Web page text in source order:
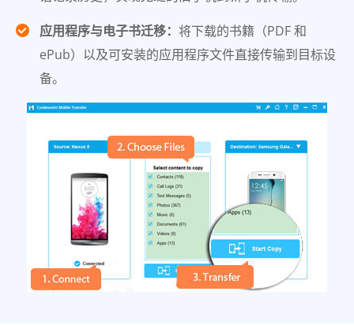
应用程序与电子书迁移： 将下载的书籍（PDF 和
ePub）以及可安装的应用程序文件直接传输到目标设
备。